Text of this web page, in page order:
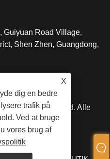
X
dig en bedre
trafik på
Ved at bruge
vores brug af
Guiyuan Road Village,
Shen Zhen, Guangdong,
Lex Smart Co.,Ltd. Alle